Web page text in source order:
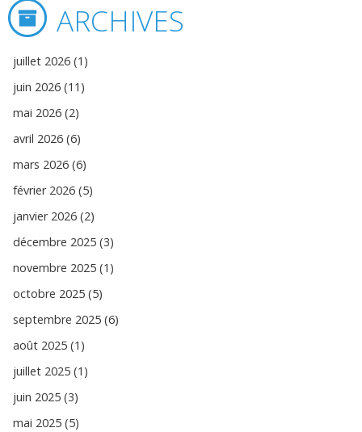
ARCHIVES
juillet 2026 (1)
juin 2026 (11)
mai 2026 (2)
avril 2026 (6)
mars 2026 (6)
février 2026 (5)
janvier 2026 (2)
décembre 2025 (3)
novembre 2025 (1)
octobre 2025 (5)
septembre 2025 (6)
août 2025 (1)
juillet 2025 (1)
juin 2025 (3)
mai 2025 (5)